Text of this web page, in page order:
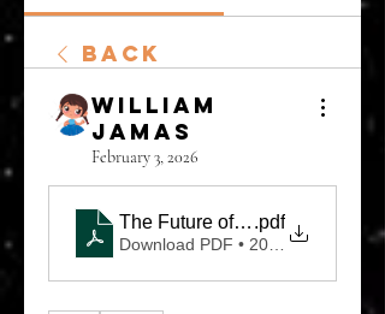
Back
William
Jamas
February 3, 2026
The Future of Communication
.pdf
Download PDF • 207KB